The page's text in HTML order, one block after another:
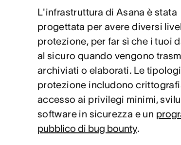
L'infrastruttura di Asana è stata
progettata per avere diversi
protezione, per far sì che i tuoi
al sicuro quando vengono
archiviati o elaborati. Le
protezione includono
accesso ai privilegi minimi,
software in sicurezza e un
pubblico di bug bounty.